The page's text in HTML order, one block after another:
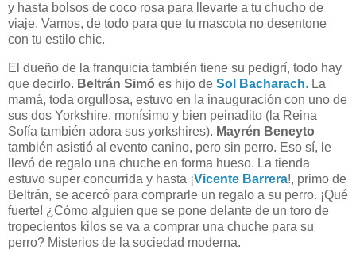
y hasta bolsos de coco rosa para llevarte a tu chucho de
viaje. Vamos, de todo para que tu mascota no desentone
con tu estilo chic.
El dueño de la franquicia también tiene su pedigrí, todo hay
que decirlo. Beltrán Simó es hijo de Sol Bacharach. La
mamá, toda orgullosa, estuvo en la inauguración con uno de
sus dos Yorkshire, monísimo y bien peinadito (la Reina
Sofía también adora sus yorkshires). Mayrén Beneyto
también asistió al evento canino, pero sin perro. Eso sí, le
llevó de regalo una chuche en forma hueso. La tienda
estuvo super concurrida y hasta ¡Vicente Barrera!, primo de
Beltrán, se acercó para comprarle un regalo a su perro. ¡Qué
fuerte! ¿Cómo alguien que se pone delante de un toro de
tropecientos kilos se va a comprar una chuche para su
perro? Misterios de la sociedad moderna.